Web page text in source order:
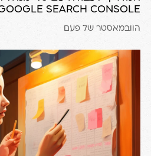
SEARCH CONSOLE
הוובמאסטר של פעם